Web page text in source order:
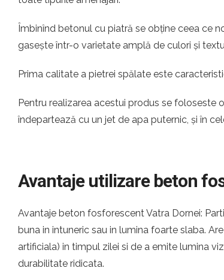
Îmbinînd betonul cu piatră se obține ceea ce
gasește într-o varietate amplă de culori și
Prima calitate a pietrei spălate este
Pentru realizarea acestui produs se foloseste
îndepartează cu un jet de apa puternic, și în
Avantaje utilizare beton
Avantaje beton fosforescent Vatra Dornei:
buna in intuneric sau in lumina foarte slaba.
artificiala) in timpul zilei si de a emite lumina
durabilitate ridicata.